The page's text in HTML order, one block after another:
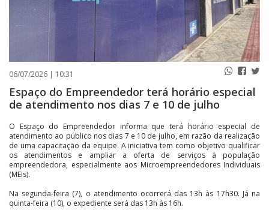
06/07/2026 | 10:31
Espaço do Empreendedor terá horário especial
de atendimento nos dias 7 e 10 de julho
O Espaço do Empreendedor informa que terá horário especial de
atendimento ao público nos dias 7 e 10 de julho, em razão da realização
de uma capacitação da equipe. A iniciativa tem como objetivo qualificar
os atendimentos e ampliar a oferta de serviços à população
empreendedora, especialmente aos Microempreendedores Individuais
(MEIs).
Na segunda-feira (7), o atendimento ocorrerá das 13h às 17h30. Já na
quinta-feira (10), o expediente será das 13h às 16h.